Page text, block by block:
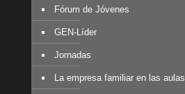
Fórum de Jóvenes
GEN-Líder
Jornadas
La empresa familiar en las aulas